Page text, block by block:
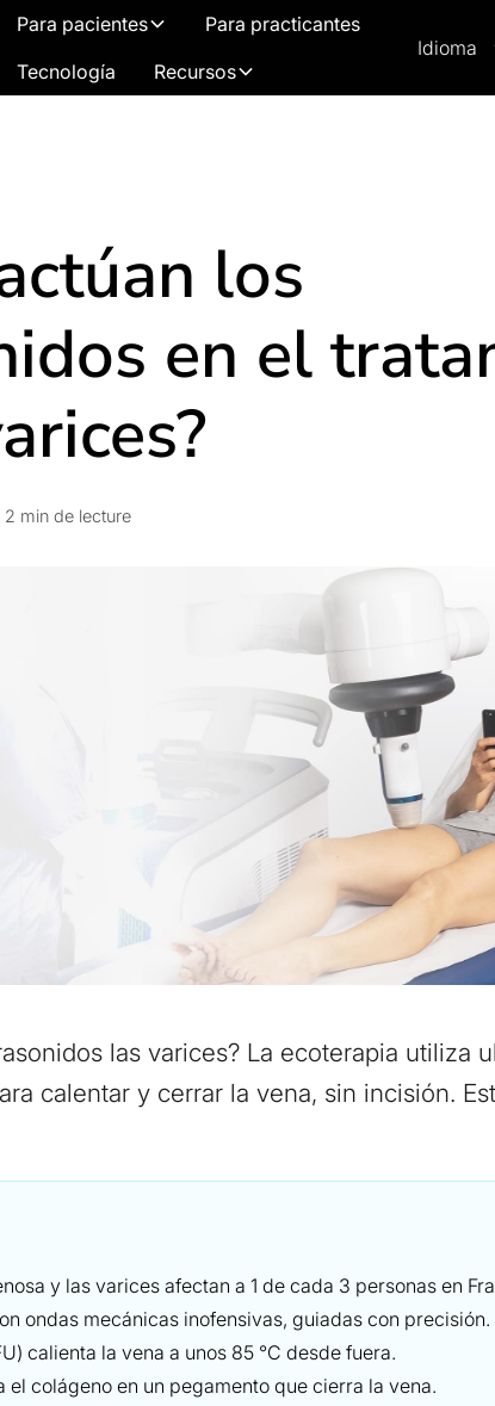
Para pacientes
Para practicantes
Tecnología
Recursos
Idioma
los
en el
2 min de lecture
las varices? La ecoterapia utiliza
calentar y cerrar la vena, sin incisión.
y las varices afectan a 1 de cada 3 personas en
ondas mecánicas inofensivas, guiadas con precisión.
calienta la vena a unos 85 °C desde fuera.
el colágeno en un pegamento que cierra la vena.